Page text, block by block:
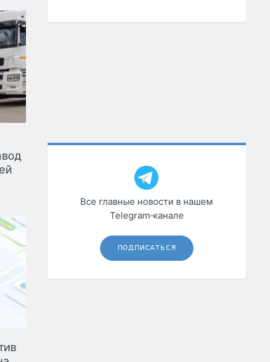
Все главные новости в нашем
Telegram‑канале
ПОДПИСАТЬСЯ